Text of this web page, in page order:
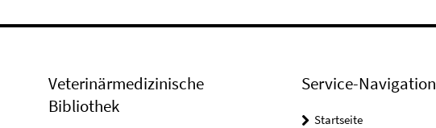
Veterinärmedizinische
Bibliothek
Service-Navigation
Startseite